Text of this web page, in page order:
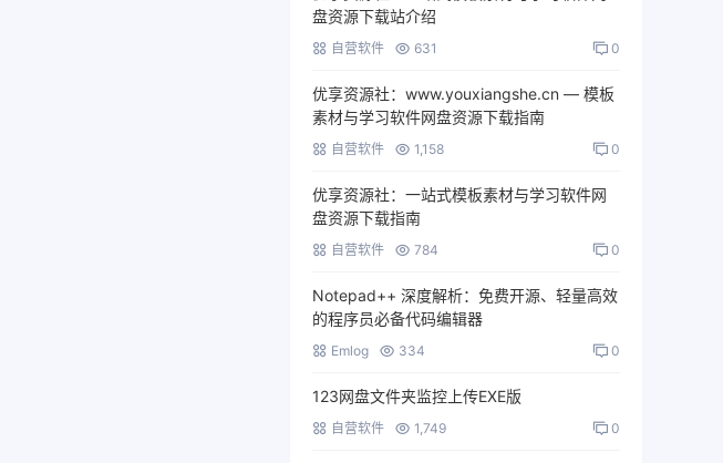
盘资源下载站介绍
自营软件 631 0
优享资源社：www.youxiangshe.cn — 模板
素材与学习软件网盘资源下载指南
自营软件 1,158 0
优享资源社：一站式模板素材与学习软件网
盘资源下载指南
自营软件 784 0
Notepad++ 深度解析：免费开源、轻量高效
的程序员必备代码编辑器
Emlog 334 0
123网盘文件夹监控上传EXE版
自营软件 1,749 0